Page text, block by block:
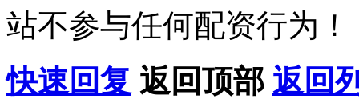
站不参与任何配资行为！
快速回复 返回顶部 返回